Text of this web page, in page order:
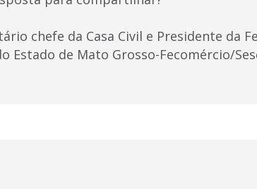
chefe da Casa Civil e Presidente da
Estado de Mato Grosso-Fecomércio/